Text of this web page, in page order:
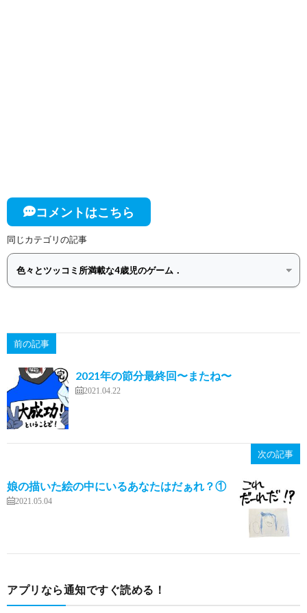
コメントはこちら
同じカテゴリの記事
前の記事
2021年の節分最終回〜またね〜
2021.04.22
次の記事
娘の描いた絵の中にいるあなたはだぁれ？①
2021.05.04
アプリなら通知ですぐ読める！